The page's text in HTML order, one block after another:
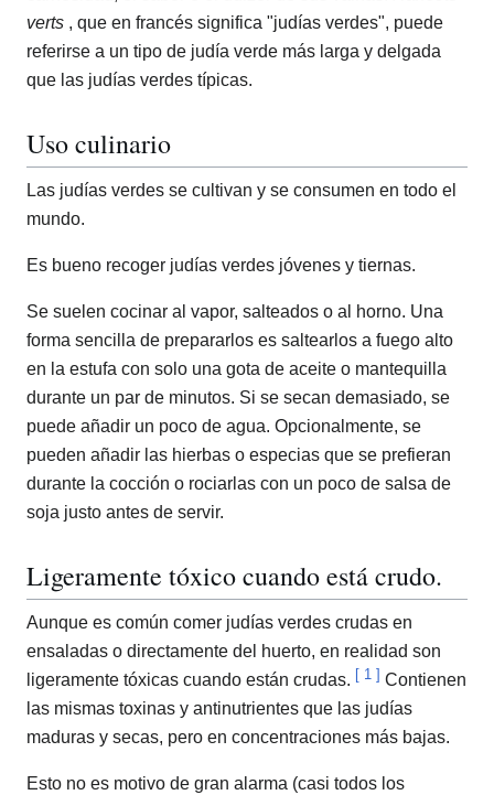
verts , que en francés significa "judías verdes", puede
referirse a un tipo de judía verde más larga y delgada
que las judías verdes típicas.
Uso culinario
Las judías verdes se cultivan y se consumen en todo el
mundo.
Es bueno recoger judías verdes jóvenes y tiernas.
Se suelen cocinar al vapor, salteados o al horno. Una
forma sencilla de prepararlos es saltearlos a fuego alto
en la estufa con solo una gota de aceite o mantequilla
durante un par de minutos. Si se secan demasiado, se
puede añadir un poco de agua. Opcionalmente, se
pueden añadir las hierbas o especias que se prefieran
durante la cocción o rociarlas con un poco de salsa de
soja justo antes de servir.
Ligeramente tóxico cuando está crudo.
Aunque es común comer judías verdes crudas en
ensaladas o directamente del huerto, en realidad son
ligeramente tóxicas cuando están crudas. [ 1 ] Contienen
las mismas toxinas y antinutrientes que las judías
maduras y secas, pero en concentraciones más bajas.
Esto no es motivo de gran alarma (casi todos los